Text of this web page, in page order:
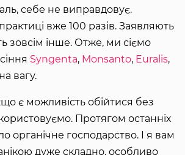
себе не виправдовує.
вже 100 разів. Заявляють
зовсім інше. Отже, ми сіємо
Syngenta, Monsanto, Euralis,
вагу.
є можливість обійтися без
Протягом останніх
органічне господарство. І я вам
дуже складно, особливо